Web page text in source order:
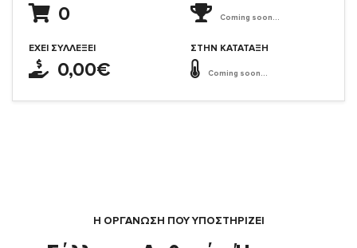
0
ΈΧΕΙ ΣΥΛΛΈΞΕΙ
0,00€
Coming soon...
ΣΤΗΝ ΚΑΤΆΤΑΞΗ
Coming soon...
Η ΟΡΓΆΝΩΣΗ ΠΟΥ ΥΠΟΣΤΗΡΙΖΕΙ